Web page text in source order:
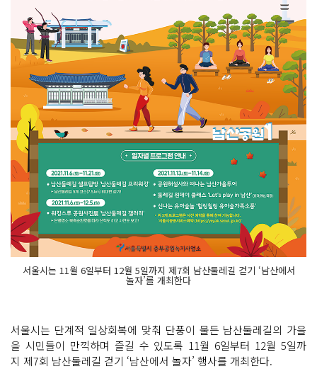
서울시는 11월 6일부터 12월 5일까지 제7회 남산둘레길 걷기 ‘남산에서
놀자’를 개최한다
서울시는 단계적 일상회복에 맞춰 단풍이 물든 남산둘레길의 가을
을 시민들이 만끽하며 즐길 수 있도록 11월 6일부터 12월 5일까
지 제7회 남산둘레길 걷기 ‘남산에서 놀자’ 행사를 개최한다.